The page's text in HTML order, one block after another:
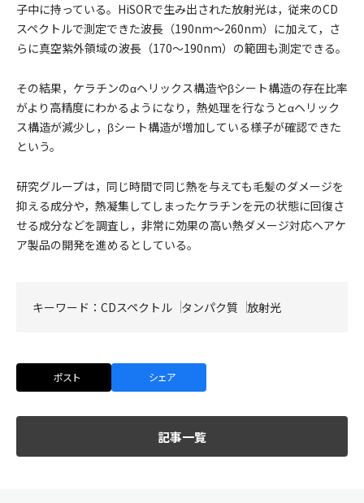
子中に持っている。HiSORで生み出された放射光は，従来のCD
スペクトルで測定できた波長（190nm～260nm）に加えて，さ
らに真空紫外領域の波長（170～190nm）の範囲も測定できる。
その結果，ケラチンのαヘリックス構造やβシート構造の存在比率
がより高精度にわかるようになり，熱処理を行なうとαヘリック
ス構造が減少し，βシート構造が増加している様子が確認できた
という。
研究グループは，同じ時間で同じ熱を与えても毛髪のダメージを
抑える成分や，熱凝集してしまったケラチンを元の状態に回復さ
せる成分などを調査し，非常に効果の高い熱ダメージ対応ヘアケ
ア製品の開発を進めるとしている。
キーワード： CDスペクトル タンパク質 放射光
ポスト シェア
記事一覧